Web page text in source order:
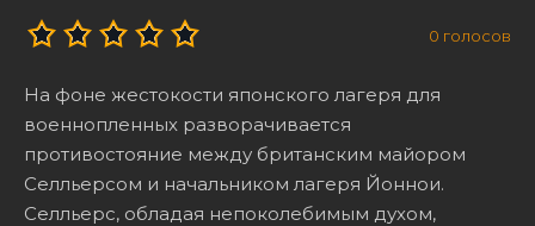
0 голосов
На фоне жестокости японского лагеря для
военнопленных разворачивается
противостояние между британским майором
Селльерсом и начальником лагеря Йоннои.
Селльерс, обладая непоколебимым духом,